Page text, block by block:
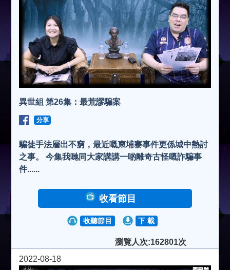
異世組 第26集：最荒謬騙案
分享
騙徒手法層出不窮，最近嘅柬埔寨事件更係城中熱討
之事。 今集我哋同大家講講一啲離奇古怪嘅詐騙事
件......
收看節目
收聽節目 下 載
瀏覽人次:162801次
2022-08-18